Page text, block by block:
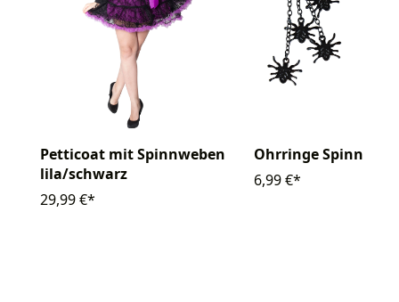
Petticoat mit Spinnweben
lila/schwarz
29,99 €*
Ohrringe Spinnen
6,99 €*